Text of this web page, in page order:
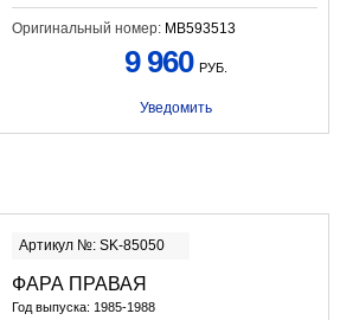
Оригинальный номер: MB593513
9 960 РУБ.
Уведомить
Артикул №: SK-85050
ФАРА ПРАВАЯ
Год выпуска: 1985-1988